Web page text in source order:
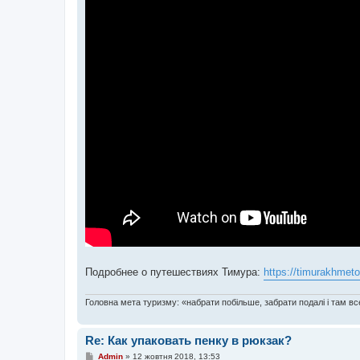
Подробнее о путешествиях Тимура: https://
Головна мета туризму: «набрати побільше, забрати подалі і там
Re: Как упаковать пенку в рюкзак?
ПAdmin» 12 жовтня 2018, 13:53